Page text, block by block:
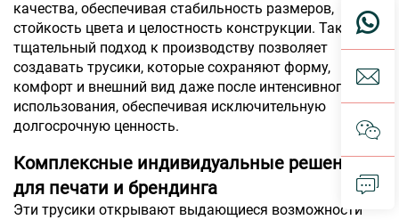
качества, обеспечивая стабильность размеров,
стойкость цвета и целостность конструкции. Такой
тщательный подход к производству позволяет
создавать трусики, которые сохраняют форму,
комфорт и внешний вид даже после интенсивного
использования, обеспечивая исключительную
долгосрочную ценность.
Комплексные индивидуальные решения
для печати и брендинга
Эти трусики открывают выдающиеся возможности